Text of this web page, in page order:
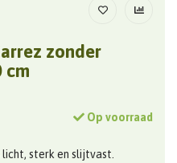
zonder
cm
Op voorraad
licht, sterk en slijtvast.